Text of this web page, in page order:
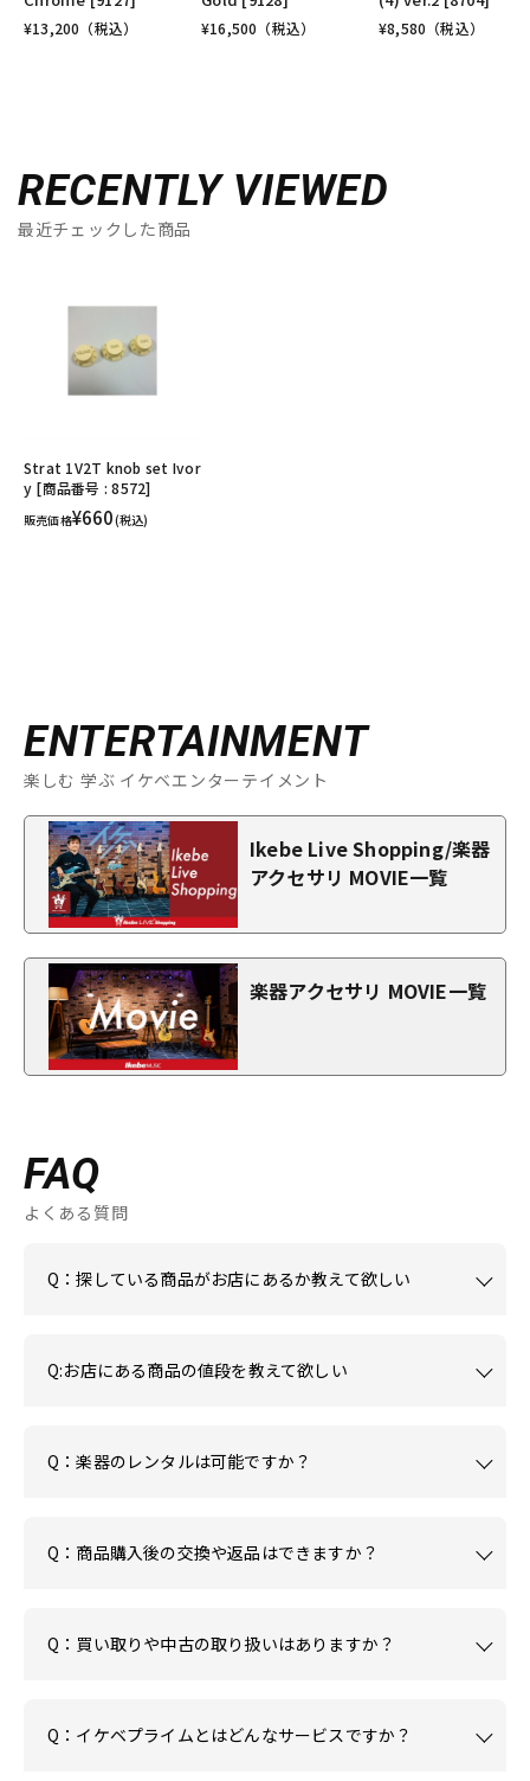
¥13,200 （税込） ¥16,500 （税込） ¥8,580 （税込）
RECENTLY VIEWED
最近チェックした商品
Strat 1V2T knob set Ivor
y [商品番号 : 8572]
販売価格¥660(税込)
ENTERTAINMENT
楽しむ 学ぶ イケベエンターテイメント
Ikebe Live Shopping/楽器
アクセサリ MOVIE一覧
楽器アクセサリ MOVIE一覧
FAQ
よくある質問
Q：探している商品がお店にあるか教えて欲しい
Q:お店にある商品の値段を教えて欲しい
Q：楽器のレンタルは可能ですか？
Q：商品購入後の交換や返品はできますか？
Q：買い取りや中古の取り扱いはありますか？
Q：イケベプライムとはどんなサービスですか？